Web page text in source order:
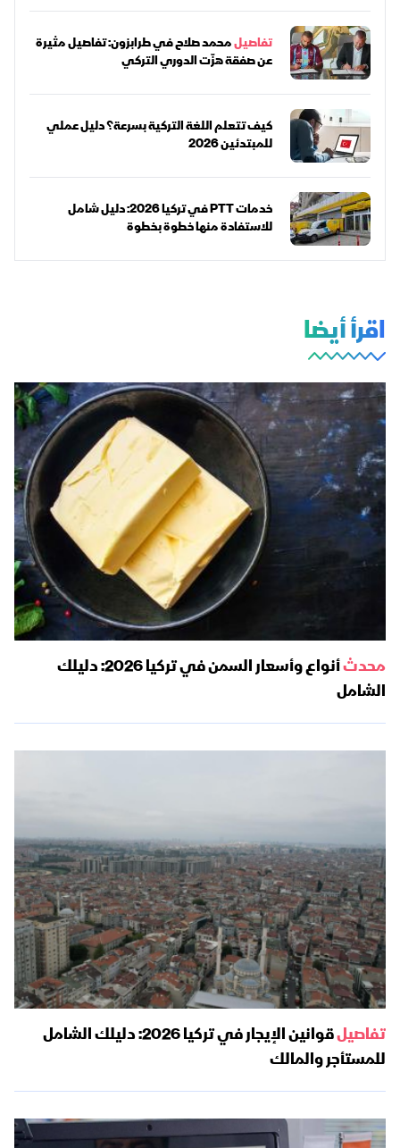
تفاصيلمحمد صلاح في طرابزون: تفاصيل مثيرة
عن صفقة هزّت الدوري التركي
كيف تتعلم اللغة التركية بسرعة؟ دليل عملي
للمبتدئين 2026
خدمات PTT في تركيا 2026: دليل شامل
للاستفادة منها خطوة بخطوة
اقرأ أيضا
محدث
أنواع وأسعار السمن في تركيا 2026: دليلك
الشامل
تفاصيل
قوانين الإيجار في تركيا 2026: دليلك الشامل
للمستأجر والمالك